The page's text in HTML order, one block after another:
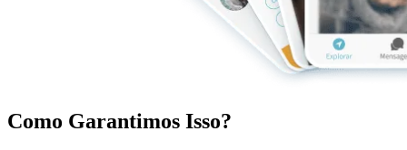
Como Garantimos Isso?